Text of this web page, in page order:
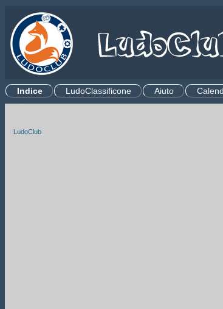
Indice LudoClassificone Aiuto
.
LudoClub